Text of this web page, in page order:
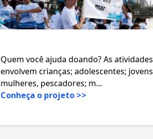
Quem você ajuda doando? As atividades
envolvem crianças; adolescentes;
mulheres, pescadores; m...
Conheça o projeto >>